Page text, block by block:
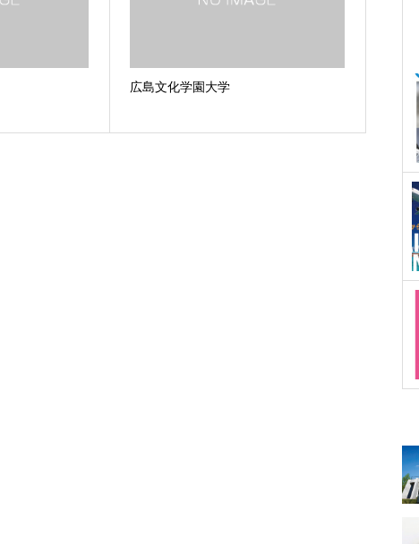
広島文化学園大学